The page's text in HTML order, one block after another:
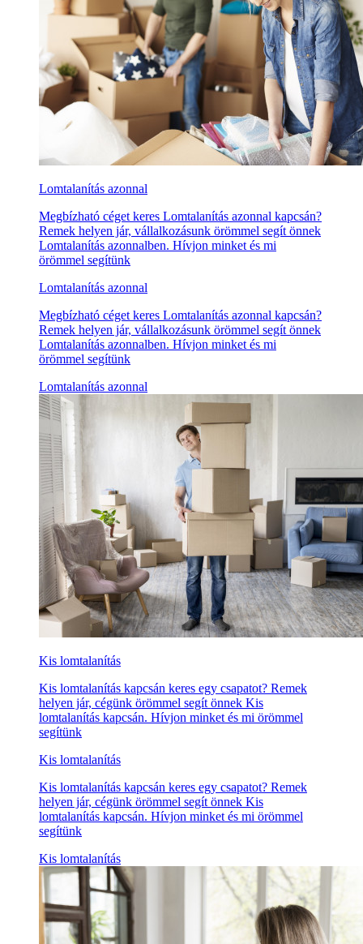
Lomtalanítás azonnal
Megbízható céget keres Lomtalanítás azonnal kapcsán?
Remek helyen jár, vállalkozásunk örömmel segít önnek
Lomtalanítás azonnalben. Hívjon minket és mi
örömmel segítünk
Lomtalanítás azonnal
Megbízható céget keres Lomtalanítás azonnal kapcsán?
Remek helyen jár, vállalkozásunk örömmel segít önnek
Lomtalanítás azonnalben. Hívjon minket és mi
örömmel segítünk
Lomtalanítás azonnal
Kis lomtalanítás
Kis lomtalanítás kapcsán keres egy csapatot? Remek
helyen jár, cégünk örömmel segít önnek Kis
lomtalanítás kapcsán. Hívjon minket és mi örömmel
segítünk
Kis lomtalanítás
Kis lomtalanítás kapcsán keres egy csapatot? Remek
helyen jár, cégünk örömmel segít önnek Kis
lomtalanítás kapcsán. Hívjon minket és mi örömmel
segítünk
Kis lomtalanítás